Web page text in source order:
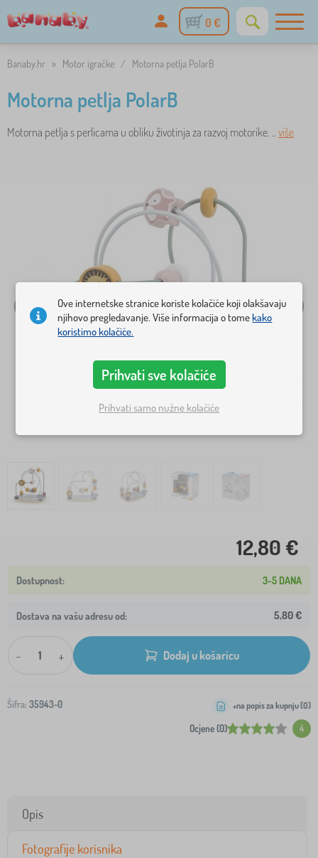
0 €
Banaby.hr » Motor igračke / Motorna petlja PolarB
Motorna petlja PolarB
Motorna petlja s perlicama u obliku životinja za razvoj motorike. .. više
12,80 €
3-5 DANA
Dostava na vašu adresu od: 5,80 €
- + Dodaj u košaricu
Šifra: 35943-0
Ocjene (0) 4
+na popis za kupnju (0)
Opis
Fotografije korisnika
Ove internetske stranice koriste kolačiće koji olakšavaju
njihovo pregledavanje. Više informacija o tomekako
koristimo kolačiće.
Prihvati sve kolačiće
Prihvati samo nužne kolačiće